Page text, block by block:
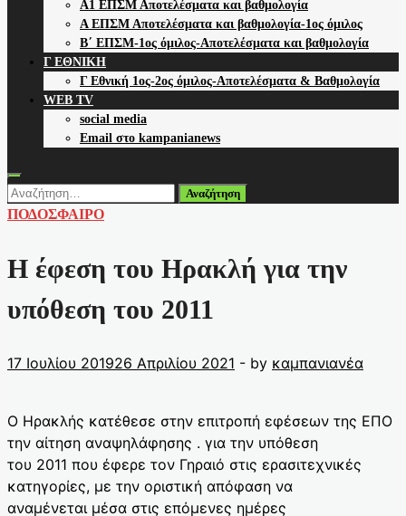
Α1 ΕΠΣΜ Αποτελέσματα και βαθμολογία
Α ΕΠΣΜ Αποτελέσματα και βαθμολογία-1ος όμιλος
Β΄ ΕΠΣΜ-1ος όμιλος-Αποτελέσματα και βαθμολογία
Γ ΕΘΝΙΚΗ
Γ Εθνική 1ος-2ος όμιλος-Αποτελέσματα & Βαθμολογία
WEB TV
social media
Email στο kampanianews
Αναζήτηση
για:
ΠΟΔΟΣΦΑΙΡΟ
Η έφεση του Ηρακλή για την
υπόθεση του 2011
17 Ιουλίου 201926 Απριλίου 2021 - by καμπανιανέα
Ο Ηρακλής κατέθεσε στην επιτροπή εφέσεων της ΕΠΟ
την αίτηση αναψηλάφησης . για την υπόθεση
του 2011 που έφερε τον Γηραιό στις ερασιτεχνικές
κατηγορίες, με την οριστική απόφαση να
αναμένεται μέσα στις επόμενες ημέρες